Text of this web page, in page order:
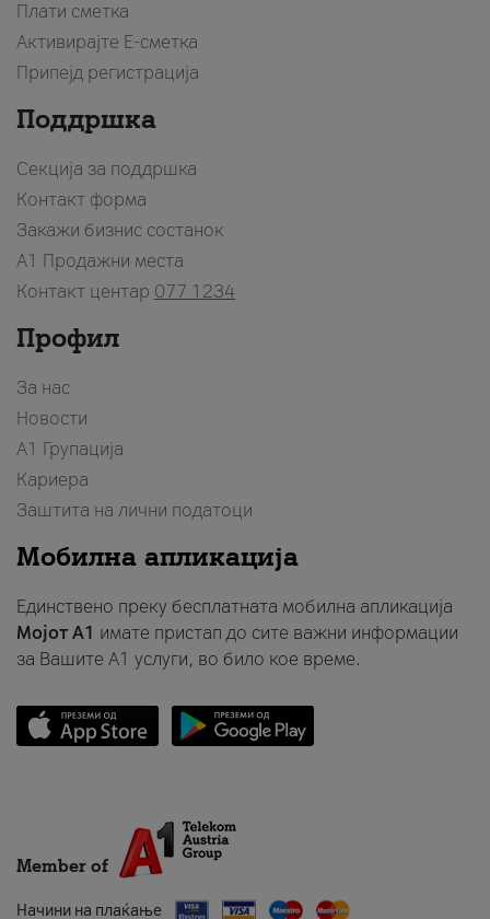
Плати сметка
Активирајте Е-сметка
Припејд регистрација
Поддршка
Секција за поддршка
Контакт форма
Закажи бизнис состанок
A1 Продажни места
Контакт центар 077 1234
Профил
За нас
Новости
А1 Групација
Кариера
Заштита на лични податоци
Мобилна апликација
Единствено преку бесплатната мобилна апликација
Мојот A1 имате пристап до сите важни информации
за Вашите A1 услуги, во било кое време.
Member of
Начини на плаќање